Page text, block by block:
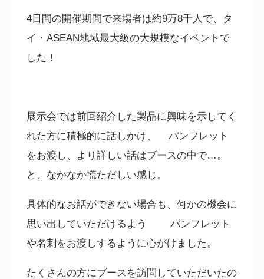
4日間の開催期間で来場者は約9万8千人で、 タ
イ・ASEAN地域最大級の大規模なイベントで
した！
展示会では前回紹介した製品に興味を示してく
れた方に積極的に話しかけ、 パンフレット
をお渡し、より詳しい話はブースの中で…。
と、なかなか慌ただしい感じ。
具体的なお話ができない場合も、何かの機会に
思い出していただけるよう パンフレット
や名刺をお渡しするように心がけました。
たくさんの方にブースを訪問していただいたの